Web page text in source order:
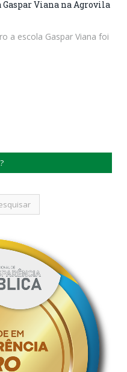
Gaspar Viana na Agrovila
a escola Gaspar Viana foi